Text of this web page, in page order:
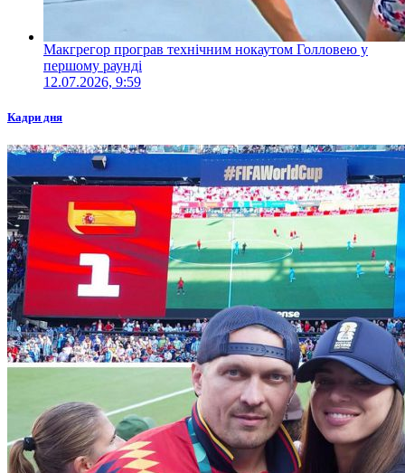
Макгрегор програв технічним нокаутом Голловею у
першому раунді
12.07.2026, 9:59
Кадри дня